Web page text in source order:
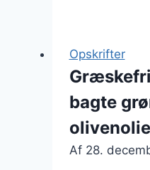
Opskrifter
bagte
olivenolie
Af 28.